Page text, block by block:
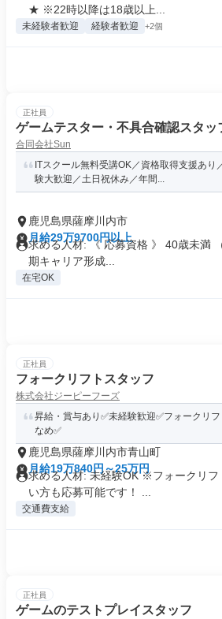
★ ※22時以降は18歳以上...
未経験者歓迎 経験者歓迎 +2個
正社員
ゲームテスター・不具合確認スタッ
合同会社Sun
ITスクール無料受講OK／資格取得支援あり
験大歓迎／土日祝休み／年間...
鹿児島県薩摩川内市
月給29万9700円以上
求める人材: 《 応募資格 》 40歳未満
期キャリア形成...
在宅OK
正社員
フォークリフトスタッフ
株式会社ジーピーフーズ
昇給・賞与あり✅未経験歓迎✅フォークリ
なめ✅
鹿児島県薩摩川内市青山町
月給19万840円～25万円
求める人材: 未経験OK ※フォークリフ
い方も応募可能です！ ...
交通費支給
正社員
ゲームのテストプレイスタッフ